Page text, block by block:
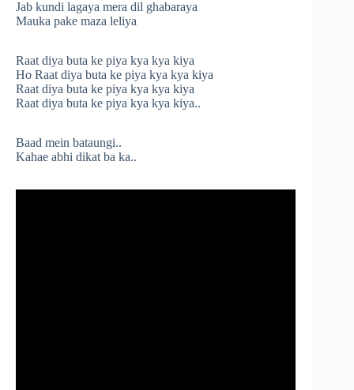
Jab kundi lagaya mera dil ghabaraya
Mauka pake maza leliya
Raat diya buta ke piya kya kya kiya
Ho Raat diya buta ke piya kya kya kiya
Raat diya buta ke piya kya kya kiya
Raat diya buta ke piya kya kya kiya..
Baad mein bataungi..
Kahae abhi dikat ba ka..